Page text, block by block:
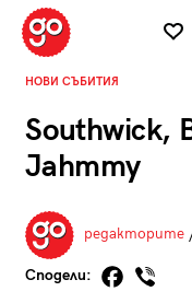
НОВИ СЪБИТИЯ
Southwick,
Jahmmy
редакторите/
Сподели: